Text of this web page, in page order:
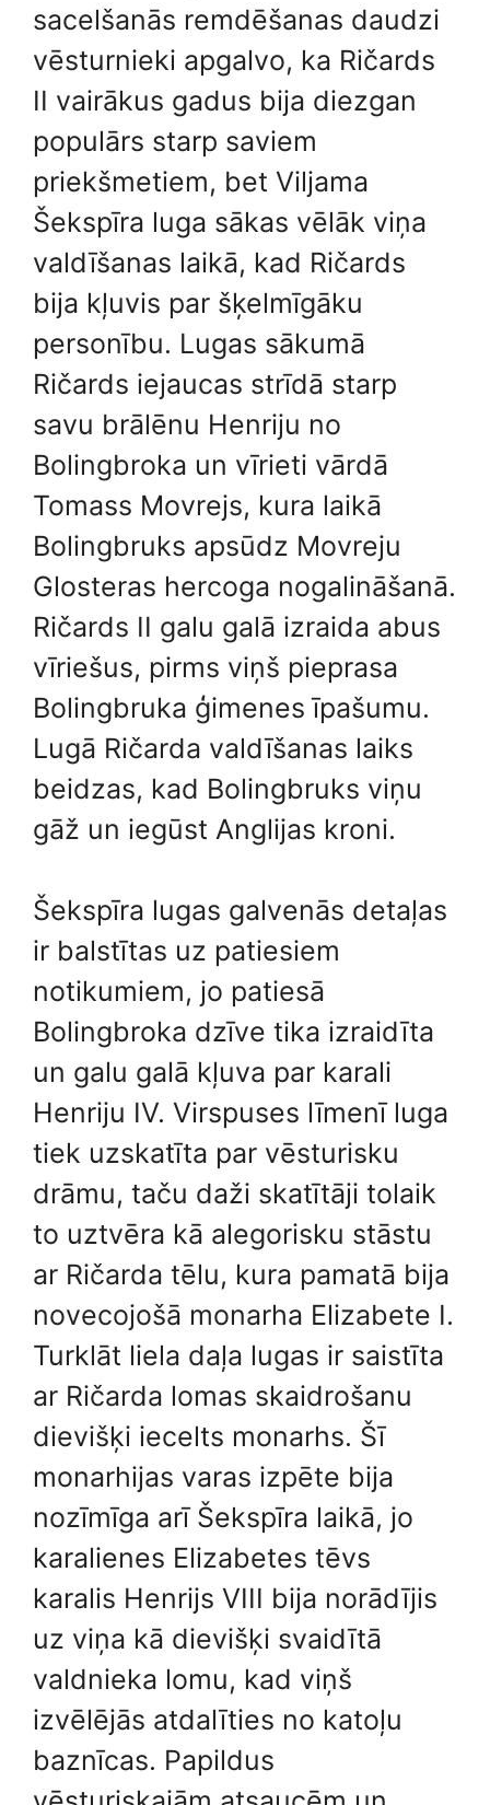
sacelšanās remdēšanas daudzi
vēsturnieki apgalvo, ka Ričards
II vairākus gadus bija diezgan
populārs starp saviem
priekšmetiem, bet Viljama
Šekspīra luga sākas vēlāk viņa
valdīšanas laikā, kad Ričards
bija kļuvis par šķelmīgāku
personību. Lugas sākumā
Ričards iejaucas strīdā starp
savu brālēnu Henriju no
Bolingbroka un vīrieti vārdā
Tomass Movrejs, kura laikā
Bolingbruks apsūdz Movreju
Glosteras hercoga nogalināšanā.
Ričards II galu galā izraida abus
vīriešus, pirms viņš pieprasa
Bolingbruka ģimenes īpašumu.
Lugā Ričarda valdīšanas laiks
beidzas, kad Bolingbruks viņu
gāž un iegūst Anglijas kroni.
Šekspīra lugas galvenās detaļas
ir balstītas uz patiesiem
notikumiem, jo ​​patiesā
Bolingbroka dzīve tika izraidīta
un galu galā kļuva par karali
Henriju IV. Virspuses līmenī luga
tiek uzskatīta par vēsturisku
drāmu, taču daži skatītāji tolaik
to uztvēra kā alegorisku stāstu
ar Ričarda tēlu, kura pamatā bija
novecojošā monarha Elizabete I.
Turklāt liela daļa lugas ir saistīta
ar Ričarda lomas skaidrošanu
dievišķi iecelts monarhs. Šī
monarhijas varas izpēte bija
nozīmīga arī Šekspīra laikā, jo
karalienes Elizabetes tēvs
karalis Henrijs VIII bija norādījis
uz viņa kā dievišķi svaidītā
valdnieka lomu, kad viņš
izvēlējās atdalīties no katoļu
baznīcas. Papildus